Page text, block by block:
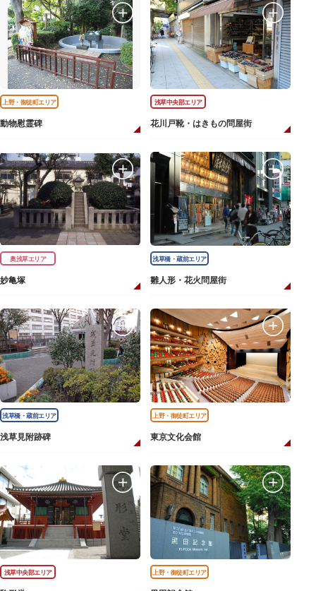
上野・御徒町エリア
動物慰霊碑
浅草中央部エリア
花川戸靴・はきもの問屋街
奥浅草エリア
妙亀塚
浅草橋・蔵前エリア
雛人形・花火問屋街
浅草橋・蔵前エリア
浅草見附跡碑
上野・御徒町エリア
東京文化会館
浅草中央部エリア 上野・御徒町エリア